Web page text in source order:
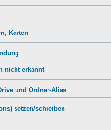
Karten
nicht erkannt
und Ordner-Alias
setzen/schreiben